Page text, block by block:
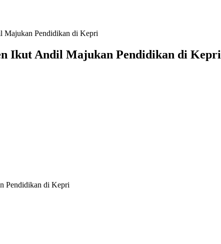
Majukan Pendidikan di Kepri
Ikut Andil Majukan Pendidikan di Kepri
Pendidikan di Kepri